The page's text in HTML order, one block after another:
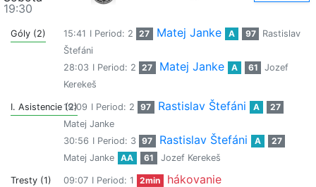
19:30
Góly (2) 15:41 I Period: 2 27 Matej Janke A 97
Rastislav
Štefáni
28:03 I Period: 2 27 Matej Janke A 61
Jozef
Kerekeš
I. Asistencie (2)
19:09 I Period: 2 97 Rastislav Štefáni A
27
Matej Janke
30:56 I Period: 3 97 Rastislav Štefáni A
27
Matej Janke
AA 61 Jozef Kerekeš
Tresty (1) 09:07 I Period: 1 2min
hákovanie